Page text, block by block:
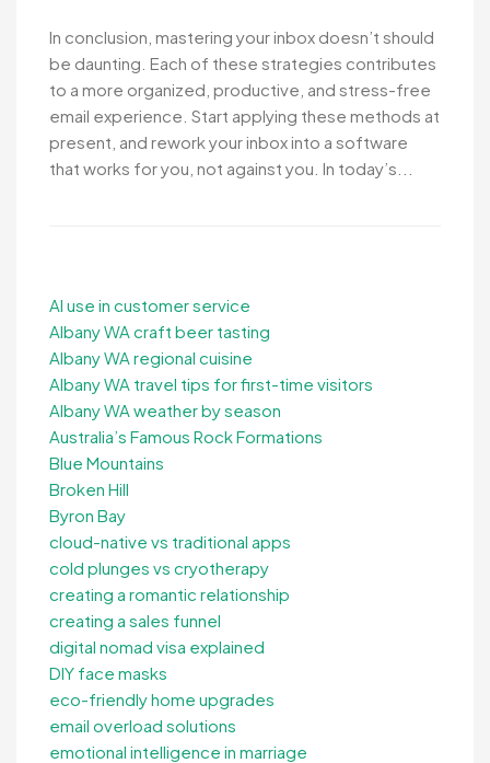
In conclusion, mastering your inbox doesn’t should
be daunting. Each of these strategies contributes
to a more organized, productive, and stress-free
email experience. Start applying these methods at
present, and rework your inbox into a software
that works for you, not against you. In today’s...
AI use in customer service
Albany WA craft beer tasting
Albany WA regional cuisine
Albany WA travel tips for first-time visitors
Albany WA weather by season
Australia’s Famous Rock Formations
Blue Mountains
Broken Hill
Byron Bay
cloud-native vs traditional apps
cold plunges vs cryotherapy
creating a romantic relationship
creating a sales funnel
digital nomad visa explained
DIY face masks
eco-friendly home upgrades
email overload solutions
emotional intelligence in marriage